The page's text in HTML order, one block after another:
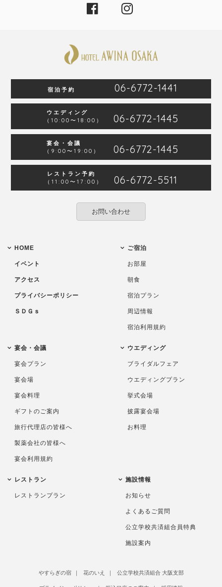
宿泊予約 06-6772-1441
ウエディング
（10:00〜18:00）
06-6772-1445
宴会・会議
（9:00〜19:00）
06-6772-1445
レストラン予約
（11:00〜17:00）
06-6772-5511
お問い合わせ
HOME
イベント
アクセス
プライバシーポリシー
ＳＤＧｓ
ご宿泊
お部屋
朝食
宿泊プラン
周辺情報
宿泊利用規約
宴会・会議
宴会プラン
宴会場
宴会料理
ギフトのご案内
旅行代理店の皆様へ
製薬会社の皆様へ
宴会利用規約
ウエディング
ブライダルフェア
ウエディングプラン
挙式会場
披露宴会場
お料理
レストラン
レストランプラン
施設情報
お知らせ
よくあるご質問
公立学校共済組合員特典
施設案内
やすらぎの宿 花のいえ 公立学校共済組合 大阪支部